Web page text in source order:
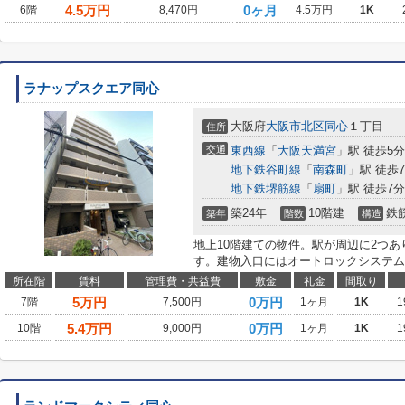
6階 4.5万円 8,470円 0ヶ月 4.5万円 1K
ラナップスクエア同心
住所 大阪府大阪市北区同心 １丁目
交通 東西線 「 大阪天満宮 」駅 徒歩5分
地下鉄谷町線 「 南森町 」駅 徒歩
地下鉄堺筋線 「 扇町 」駅 徒歩7分
築年 築24年 階数 10階建 構造 鉄
地上10階建ての物件。駅が周辺に2つ
す。建物入口にはオートロックシステ
所在階 賃料 管理費・共益費 敷金 礼金
間取り
7階
5万円 7,500円 0万円 1ヶ月 1K
10階 5.4万円 9,000円 0万円 1ヶ月 1K